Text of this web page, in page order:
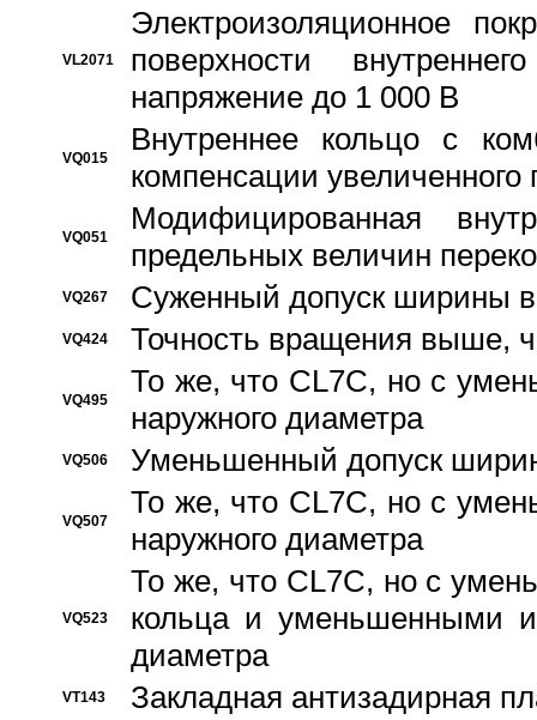
VL2071
Электроизоляционное
поверхности
напряжение до 1 000 В
VQ015
Bнутреннее кольцо с
компенсации увеличенного
VQ051
Модифицированная
предельных величин
VQ267 Суженный допуск ширины
VQ424 Точность вращения выше,
VQ495
То же, что CL7C, но с
наружного диаметра
VQ506 Уменьшенный допуск
VQ507
То же, что CL7C, но с
наружного диаметра
VQ523
То же, что CL7C, но с
кольца и уменьшенными
диаметра
VT143 Закладная антизадирная